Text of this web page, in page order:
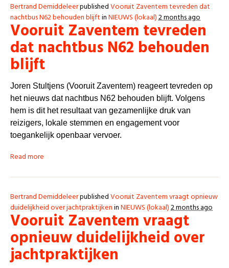
Bertrand DemiddeleerpublishedVooruit Zaventem tevreden dat
nachtbus N62 behouden blijftinNIEUWS (lokaal)2 months ago
Vooruit Zaventem tevreden
dat nachtbus N62 behouden
blijft
Joren Stultjens (Vooruit Zaventem) reageert tevreden op
het nieuws dat nachtbus N62 behouden blijft. Volgens
hem is dit het resultaat van gezamenlijke druk van
reizigers, lokale stemmen en engagement voor
toegankelijk openbaar vervoer.
Read more
Bertrand DemiddeleerpublishedVooruit Zaventem vraagt opnieuw
duidelijkheid over jachtpraktijkeninNIEUWS (lokaal)2 months ago
Vooruit Zaventem vraagt
opnieuw duidelijkheid over
jachtpraktijken